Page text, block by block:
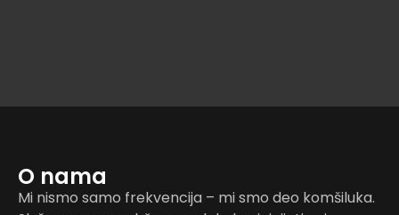
O nama
Mi nismo samo frekvencija – mi smo deo komšiluka.